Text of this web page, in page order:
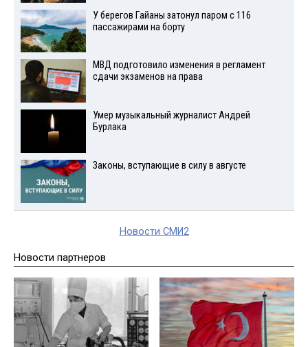
У берегов Гайаны затонул паром с 116
пассажирами на борту
МВД подготовило изменения в регламент
сдачи экзаменов на права
Умер музыкальный журналист Андрей
Бурлака
Законы, вступающие в силу в августе
Новости СМИ2
Новости партнеров